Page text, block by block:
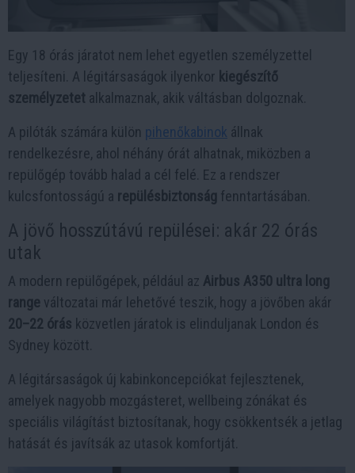
Egy 18 órás járatot nem lehet egyetlen személyzettel
teljesíteni. A légitársaságok ilyenkor kiegészítő
személyzetet alkalmaznak, akik váltásban dolgoznak.
A pilóták számára külön pihenőkabinok állnak
rendelkezésre, ahol néhány órát alhatnak, miközben a
repülőgép tovább halad a cél felé. Ez a rendszer
kulcsfontosságú a repülésbiztonság fenntartásában.
A jövő hosszútávú repülései: akár 22 órás
utak
A modern repülőgépek, például az Airbus A350 ultra long
range változatai már lehetővé teszik, hogy a jövőben akár
20–22 órás közvetlen járatok is elinduljanak London és
Sydney között.
A légitársaságok új kabinkoncepciókat fejlesztenek,
amelyek nagyobb mozgásteret, wellbeing zónákat és
speciális világítást biztosítanak, hogy csökkentsék a jetlag
hatását és javítsák az utasok komfortját.